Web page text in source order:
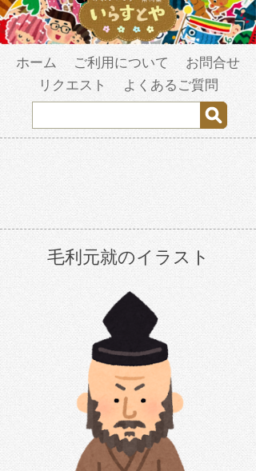
ホーム ご利用について
お問合せ
リクエスト
よくあるご質問
毛利元就のイラスト